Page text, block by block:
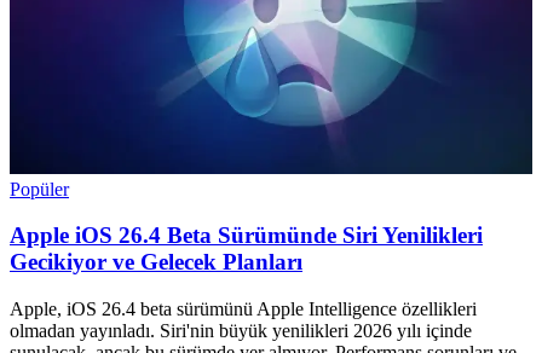
Popüler
Apple iOS 26.4 Beta Sürümünde Siri Yenilikleri
Gecikiyor ve Gelecek Planları
Apple, iOS 26.4 beta sürümünü Apple Intelligence özellikleri
olmadan yayınladı. Siri'nin büyük yenilikleri 2026 yılı içinde